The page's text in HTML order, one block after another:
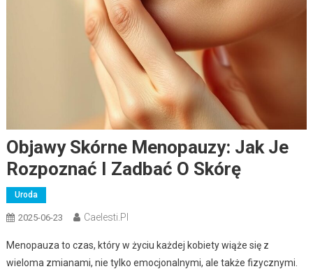
Objawy Skórne Menopauzy: Jak Je
Rozpoznać I Zadbać O Skórę
Uroda
2025-06-23 Caelesti.pl
Menopauza to czas, który w życiu każdej kobiety wiąże się z
wieloma zmianami, nie tylko emocjonalnymi, ale także fizycznymi.